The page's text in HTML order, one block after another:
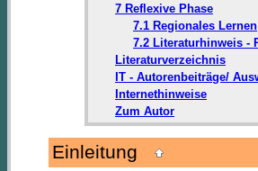
7 Reflexive Phase
7.1 Regionales Lernen
7.2 Literaturhinweis -
Literaturverzeichnis
IT - Autorenbeiträge/
Internethinweise
Zum Autor
Einleitung